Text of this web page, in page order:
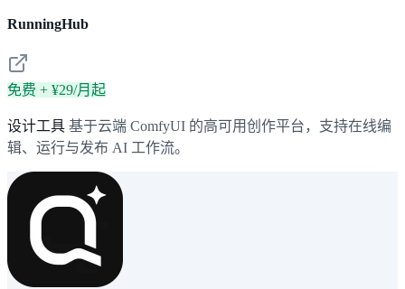
RunningHub
免费 + ¥29/月起
设计工具 基于云端 ComfyUI 的高可用创作平台，支持在线编
辑、运行与发布 AI 工作流。